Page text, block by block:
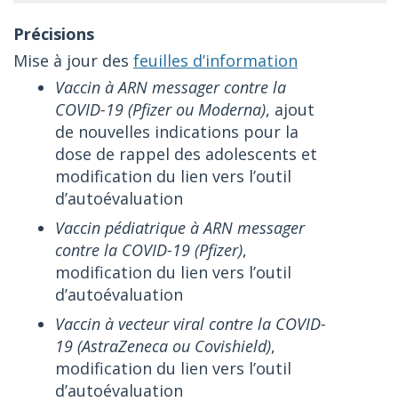
Mise à jour des feuilles d’information
Vaccin à ARN messager contre la
COVID-19 (Pfizer ou Moderna), ajout
de nouvelles indications pour la
dose de rappel des adolescents et
modification du lien vers l’outil
d’autoévaluation
Vaccin pédiatrique à ARN messager
contre la COVID-19 (Pfizer),
modification du lien vers l’outil
d’autoévaluation
Vaccin à vecteur viral contre la COVID-
19 (AstraZeneca ou Covishield),
modification du lien vers l’outil
d’autoévaluation